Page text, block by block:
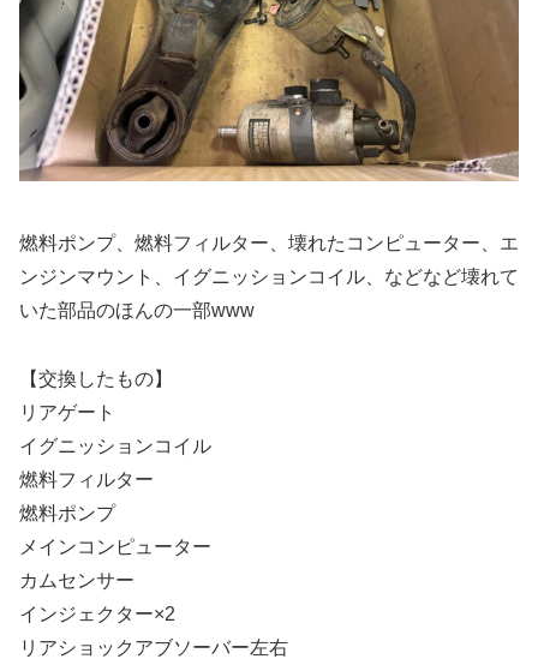
燃料ポンプ、燃料フィルター、壊れたコンピューター、エ
ンジンマウント、イグニッションコイル、などなど壊れて
いた部品のほんの一部www
【交換したもの】
リアゲート
イグニッションコイル
燃料フィルター
燃料ポンプ
メインコンピューター
カムセンサー
インジェクター×2
リアショックアブソーバー左右